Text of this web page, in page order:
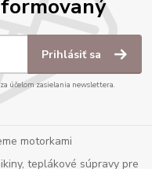
Prihlásiť sa
za účelom zasielania newslettera.
motorkami
teplákové súpravy pre